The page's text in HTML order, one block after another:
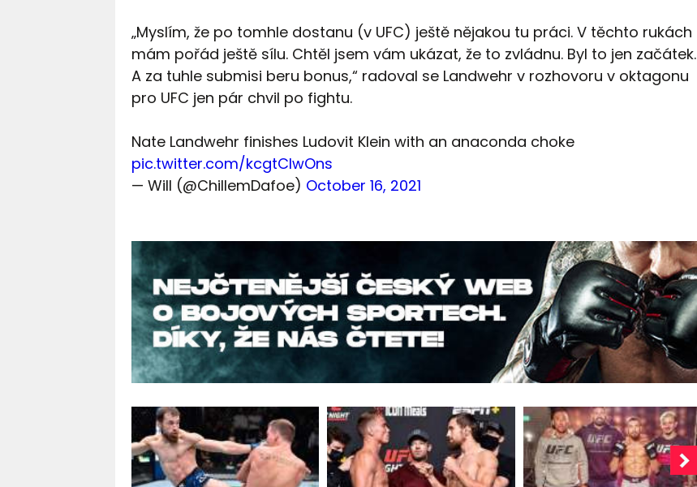
„Myslím, že po tomhle dostanu (v UFC) ještě nějakou tu práci. V těchto rukách
mám pořád ještě sílu. Chtěl jsem vám ukázat, že to zvládnu. Byl to jen začátek.
A za tuhle submisi beru bonus,“ radoval se Landwehr v rozhovoru v oktagonu
pro UFC jen pár chvil po fightu.
Nate Landwehr finishes Ludovit Klein with an anaconda choke
pic.twitter.com/kcgtClwOns
— Will (@ChillemDafoe) October 16, 2021